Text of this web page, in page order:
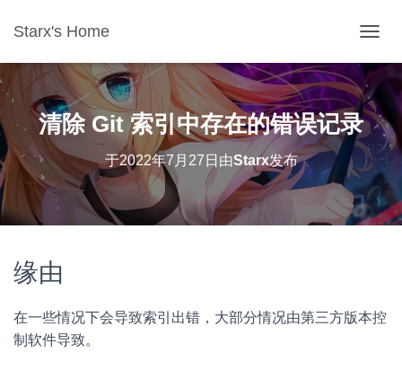
Starx's Home
清除 Git 索引中存在的错误记录
于2022年7月27日 由Starx发布
缘由
在一些情况下会导致索引出错，大部分情况由第三方版本控
制软件导致。